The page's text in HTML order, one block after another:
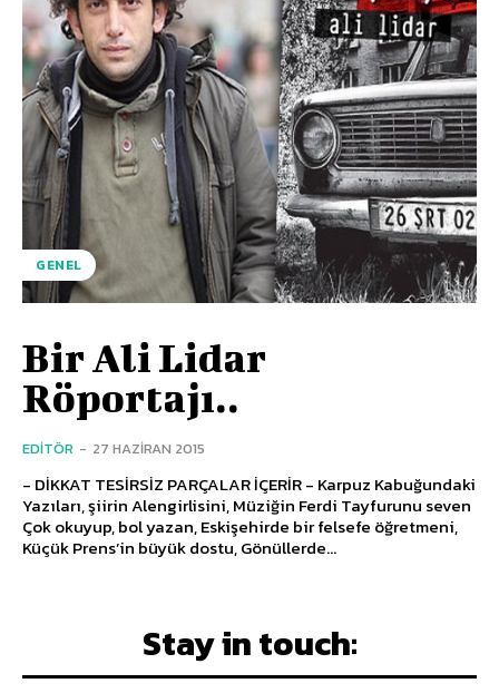
GENEL
Bir Ali Lidar
Röportajı..
EDITÖR - 27 HAZIRAN 2015
- DİKKAT TESİRSİZ PARÇALAR İÇERİR - Karpuz Kabuğundaki
Yazıları, şiirin Alengirlisini, Müziğin Ferdi Tayfurunu seven
Çok okuyup, bol yazan, Eskişehirde bir felsefe öğretmeni,
Küçük Prens’in büyük dostu, Gönüllerde...
Stay in touch: